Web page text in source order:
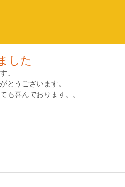
した
。
とうございます。
も喜んでおります。。